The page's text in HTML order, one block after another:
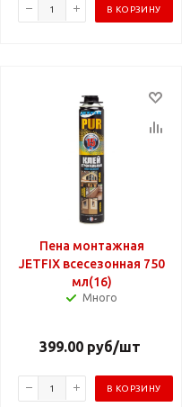
В КОРЗИНУ
Пена монтажная
JETFIX всесезонная 750
мл(16)
Много
399.00руб/шт
В КОРЗИНУ